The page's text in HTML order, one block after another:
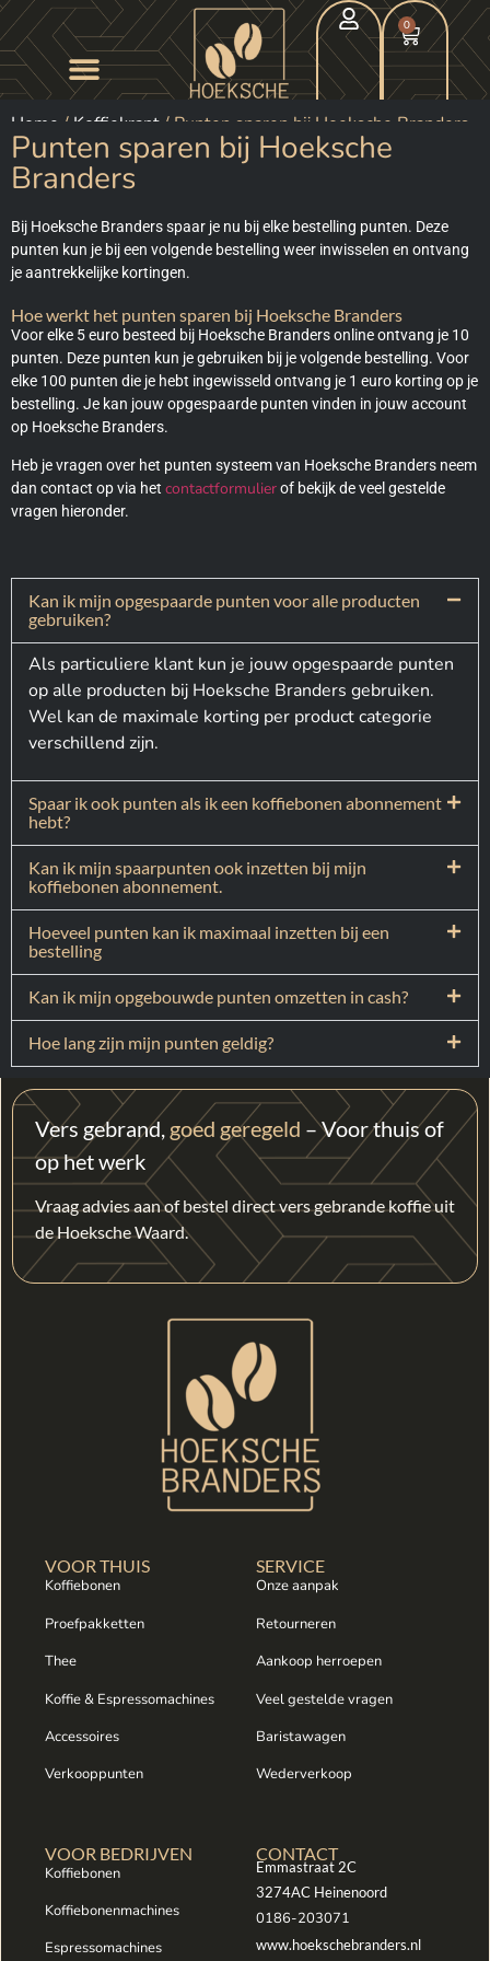
0
Home / Koffiekrant / Punten sparen bij Hoeksche Branders
Punten sparen bij Hoeksche
Branders
Bij Hoeksche Branders spaar je nu bij elke bestelling punten. Deze
punten kun je bij een volgende bestelling weer inwisselen en ontvang
je aantrekkelijke kortingen.
Hoe werkt het punten sparen bij Hoeksche Branders
Voor elke 5 euro besteed bij Hoeksche Branders online ontvang je 10
punten. Deze punten kun je gebruiken bij je volgende bestelling. Voor
elke 100 punten die je hebt ingewisseld ontvang je 1 euro korting op je
bestelling. Je kan jouw opgespaarde punten vinden in jouw account
op Hoeksche Branders.
Heb je vragen over het punten systeem van Hoeksche Branders neem
dan contact op via het contactformulierof bekijk de veel gestelde
vragen hieronder.
Kan ik mijn opgespaarde punten voor alle producten
gebruiken?
Als particuliere klant kun je jouw opgespaarde punten
op alle producten bij Hoeksche Branders gebruiken.
Wel kan de maximale korting per product categorie
verschillend zijn.
Spaar ik ook punten als ik een koffiebonen abonnement
hebt?
Kan ik mijn spaarpunten ook inzetten bij mijn
koffiebonen abonnement.
Hoeveel punten kan ik maximaal inzetten bij een
bestelling
Kan ik mijn opgebouwde punten omzetten in cash?
Hoe lang zijn mijn punten geldig?
Vers gebrand, goed geregeld – Voor thuis of
op het werk
Vraag advies aan of bestel direct vers gebrande koffie uit
de Hoeksche Waard.
VOOR THUIS
Koffiebonen
Proefpakketten
Thee
Koffie & Espressomachines
Accessoires
Verkooppunten
SERVICE
Onze aanpak
Retourneren
Aankoop herroepen
Veel gestelde vragen
Baristawagen
Wederverkoop
VOOR BEDRIJVEN
Koffiebonen
Koffiebonenmachines
Espressomachines
CONTACT
Emmastraat 2C
3274AC Heinenoord
0186-203071
www.hoekschebranders.nl